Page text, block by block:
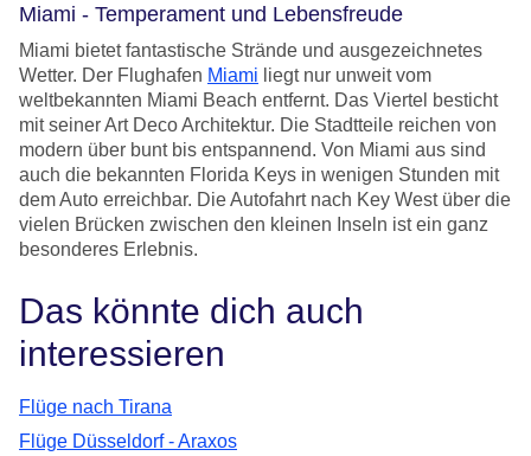
Miami - Temperament und Lebensfreude
Miami bietet fantastische Strände und ausgezeichnetes
Wetter. Der Flughafen Miami liegt nur unweit vom
weltbekannten Miami Beach entfernt. Das Viertel besticht
mit seiner Art Deco Architektur. Die Stadtteile reichen von
modern über bunt bis entspannend. Von Miami aus sind
auch die bekannten Florida Keys in wenigen Stunden mit
dem Auto erreichbar. Die Autofahrt nach Key West über die
vielen Brücken zwischen den kleinen Inseln ist ein ganz
besonderes Erlebnis.
Das könnte dich auch
interessieren
Flüge nach Tirana
Flüge Düsseldorf - Araxos